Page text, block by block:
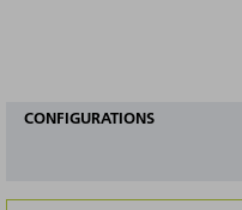
CONFIGURATIONS